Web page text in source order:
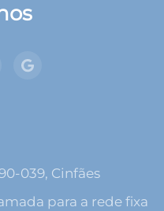
039, Cinfães
para a rede fixa